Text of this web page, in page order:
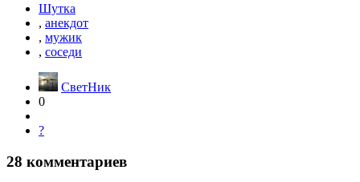
Шутка
, анекдот
, мужик
, соседи
СветНик
0
?
28 комментариев